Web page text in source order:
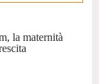
la maternità